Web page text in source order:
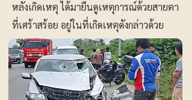
หลังเกิดเหตุ ได้มายืนดูเหตุการณ์ด้วยสายตา
ที่เศร้าสร้อย อยู่ในที่เกิดเหตุดังกล่าวด้วย